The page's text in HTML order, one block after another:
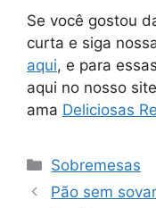
Se você gostou
curta e siga
aqui, e para
aqui no nosso
ama Deliciosas
Categorias
Sobremesas
Pão sem sovar